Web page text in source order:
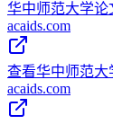
华中师范大学论
acaids.com
查看华中师范大
acaids.com